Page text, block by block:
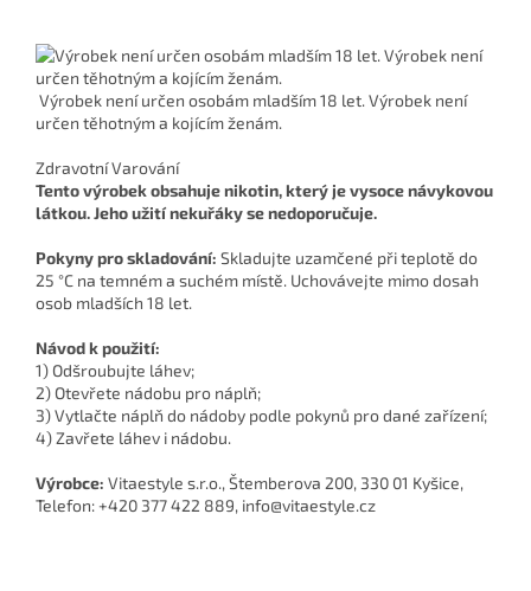
Výrobek není určen osobám mladším 18 let. Výrobek není
určen těhotným a kojícím ženám.
Zdravotní Varování
Tento výrobek obsahuje nikotin, který je vysoce návykovou
látkou. Jeho užití nekuřáky se nedoporučuje.
Pokyny pro skladování: Skladujte uzamčené při teplotě do
25 °C na temném a suchém místě. Uchovávejte mimo dosah
osob mladších 18 let.
Návod k použití:
1) Odšroubujte láhev;
2) Otevřete nádobu pro náplň;
3) Vytlačte náplň do nádoby podle pokynů pro dané zařízení;
4) Zavřete láhev i nádobu.
Výrobce: Vitaestyle s.r.o., Štemberova 200, 330 01 Kyšice,
Telefon: +420 377 422 889, info@vitaestyle.cz